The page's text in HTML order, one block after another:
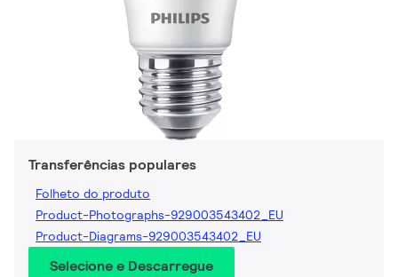
Transferências populares
Folheto do produto
Product-Photographs-929003543402_EU
Product-Diagrams-929003543402_EU
Selecione e Descarregue